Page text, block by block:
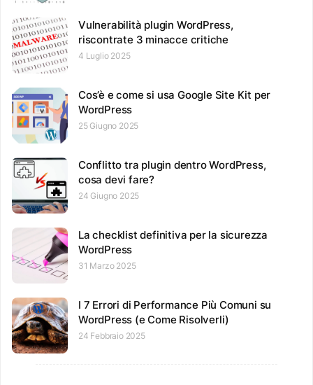
Vulnerabilità plugin WordPress,
riscontrate 3 minacce critiche
4 Luglio 2025
Cos’è e come si usa Google Site Kit per
WordPress
25 Giugno 2025
Conflitto tra plugin dentro WordPress,
cosa devi fare?
24 Giugno 2025
La checklist definitiva per la sicurezza
WordPress
31 Marzo 2025
I 7 Errori di Performance Più Comuni su
WordPress (e Come Risolverli)
24 Febbraio 2025